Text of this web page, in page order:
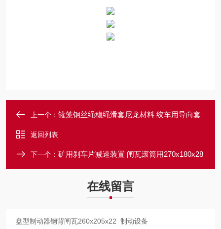
上一个： 罐笼钢丝绳稳绳滑套尼龙材料 绞车用导向套
返回列表
下一个： 矿用刹车片减速装置 闸瓦滚筒用270x180x28
在线留言